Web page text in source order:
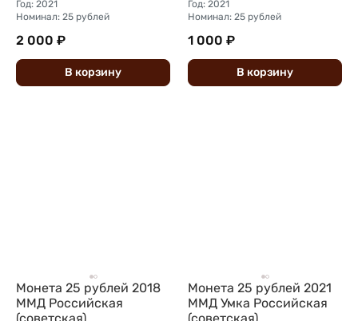
Год: 2021
Номинал: 25 рублей
2 000 ₽
В корзину
Год: 2021
Номинал: 25 рублей
1 000 ₽
В корзину
Монета 25 рублей 2018
ММД Российская
Монета 25 рублей 2021
ММД Умка Российская